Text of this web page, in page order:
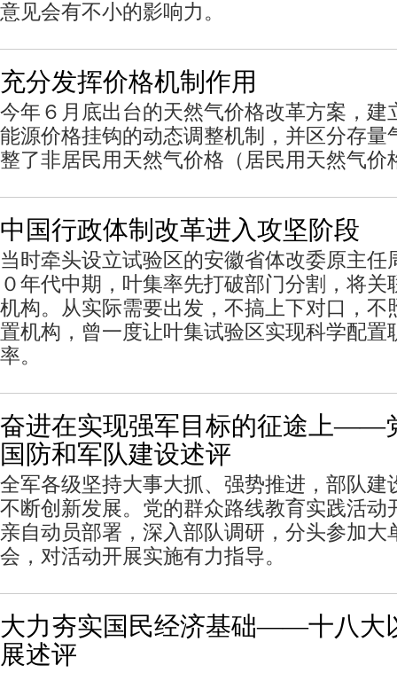
意见会有不小的影响力。
充分发挥价格机制作用
今年６月底出台的天然气价格改革方案，建
能源价格挂钩的动态调整机制，并区分存量
整了非居民用天然气价格（居民用天然气价
中国行政体制改革进入攻坚阶段
当时牵头设立试验区的安徽省体改委原主任
０年代中期，叶集率先打破部门分割，将关
机构。从实际需要出发，不搞上下对口，不
置机构，曾一度让叶集试验区实现科学配置
率。
奋进在实现强军目标的征途上——
国防和军队建设述评
全军各级坚持大事大抓、强势推进，部队建
不断创新发展。党的群众路线教育实践活动
亲自动员部署，深入部队调研，分头参加大
会，对活动开展实施有力指导。
大力夯实国民经济基础——十八大
展述评